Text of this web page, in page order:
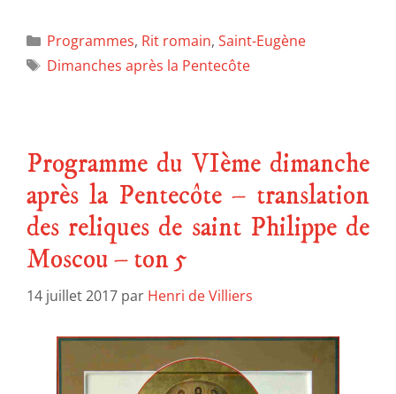
Programmes, Rit romain, Saint-Eugène
Dimanches après la Pentecôte
Programme du VIème dimanche
après la Pentecôte – translation
des reliques de saint Philippe de
Moscou – ton 5
14 juillet 2017 par Henri de Villiers